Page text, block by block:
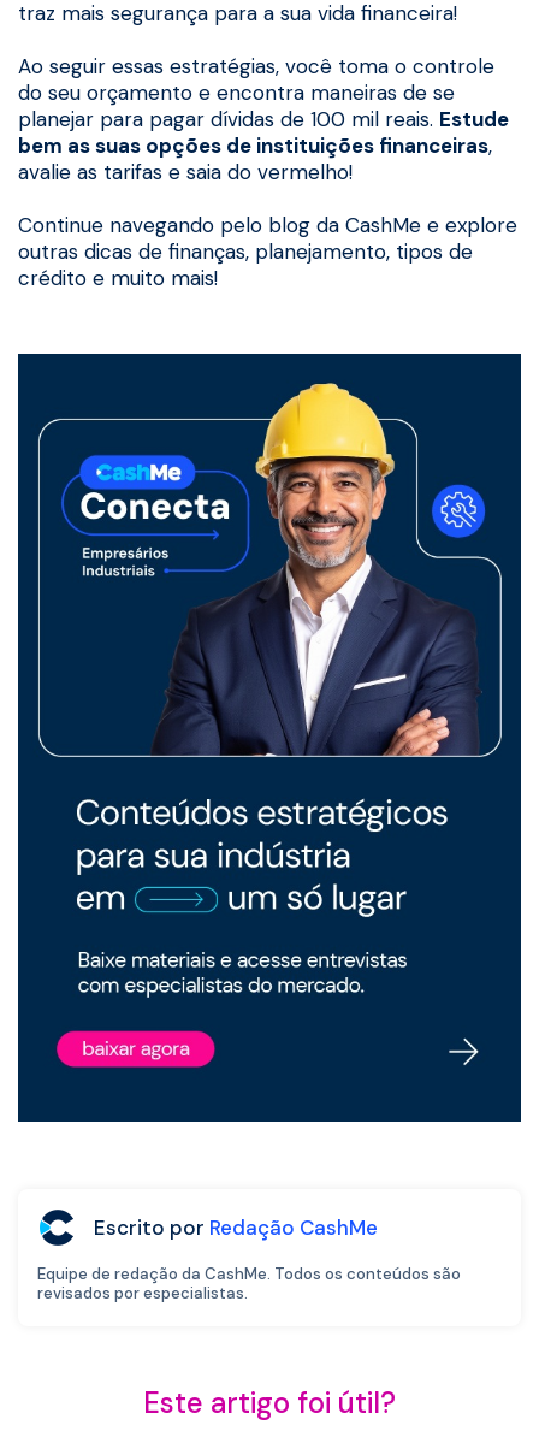
Escrito por Redação CashMe
Equipe de redação da CashMe. Todos os conteúdos são
revisados por especialistas.
traz mais segurança para a sua vida financeira!
Ao seguir essas estratégias, você toma o controle
do seu orçamento e encontra maneiras de se
planejar para pagar dívidas de 100 mil reais. Estude
bem as suas opções de instituições financeiras,
avalie as tarifas e saia do vermelho!
Continue navegando pelo blog da CashMe e explore
outras dicas de finanças, planejamento, tipos de
crédito e muito mais!
Este artigo foi útil?